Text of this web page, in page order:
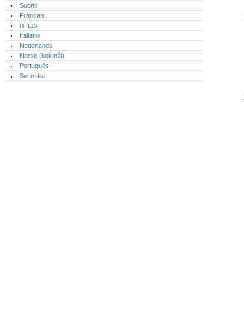
Suomi
Français
עברית
Italiano
Nederlands
Norsk (bokmål)‎
Português‎
Svenska